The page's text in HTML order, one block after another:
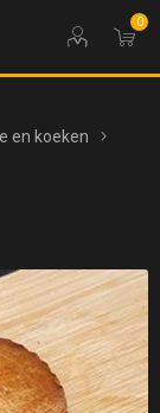
0
en koeken